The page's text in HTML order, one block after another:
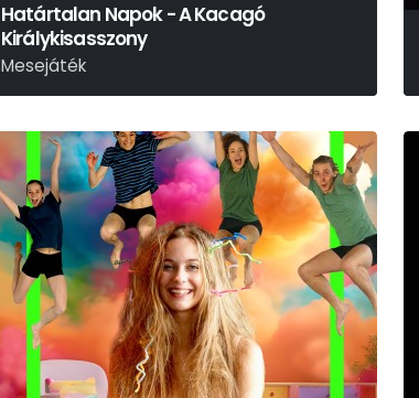
Határtalan Napok - A Kacagó
Királykisasszony
Mesejáték
N. Tóth Anikó